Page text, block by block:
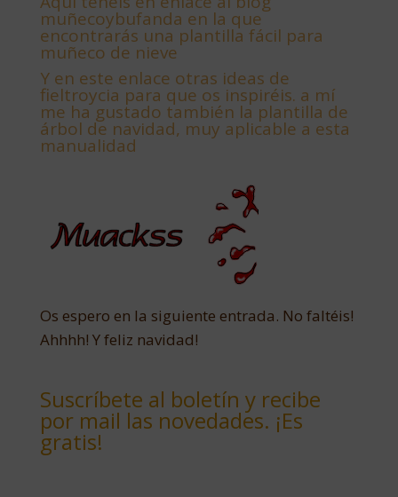
muñecoybufanda en la que
encontrarás una plantilla fácil para
muñeco de nieve
Y en este enlace otras ideas de
fieltroycia para que os inspiréis. a mí
me ha gustado también la plantilla de
árbol de navidad, muy aplicable a esta
manualidad
Os espero en la siguiente entrada. No faltéis!
Ahhhh! Y feliz navidad!
Suscríbete al boletín y recibe
por mail las novedades. ¡Es
gratis!